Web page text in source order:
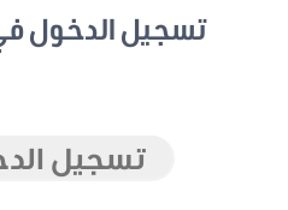
تسجيل الدخول
تسجيل